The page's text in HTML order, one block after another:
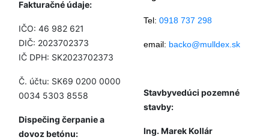
Fakturačné údaje:
IČO: 46 982 621
DIČ: 2023702373
IČ DPH: SK2023702373
Č. účtu: SK69 0200 0000
0034 5303 8558
Dispečing čerpanie a
dovoz betónu:
Tel: 0918 737 298
email: backo@mulldex.sk
Stavbyvedúci pozemné
stavby:
Ing. Marek Kollár